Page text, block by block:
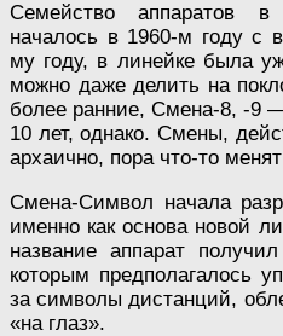
Семейство аппаратов в
началось в 1960-м году с
му году, в линейке была
можно даже делить на
более ранние, Смена-8, -9
10 лет, однако. Смены,
архаично, пора что-то
Смена-Символ начала
именно как основа новой
название аппарат
которым предполагалось
за символы дистанций,
«на глаз».